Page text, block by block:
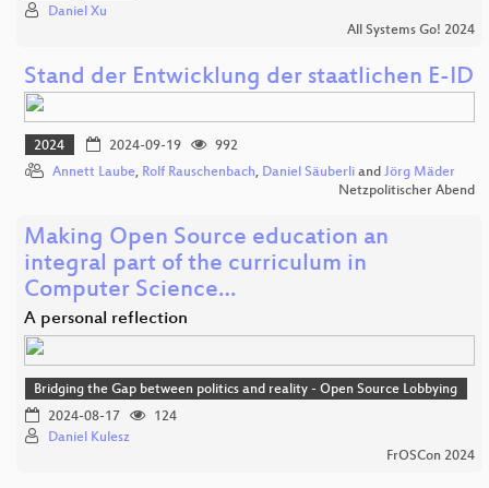
Daniel Xu
All Systems Go! 2024
Stand der Entwicklung der staatlichen E-ID
2024 2024-09-19
992
Annett Laube, Rolf Rauschenbach, Daniel Säuberli and Jörg Mäder
Netzpolitischer Abend
Making Open Source education an
integral part of the curriculum in
Computer Science…
A personal reflection
Bridging the Gap between politics and reality - Open Source Lobbying
2024-08-17
124
Daniel Kulesz
FrOSCon 2024